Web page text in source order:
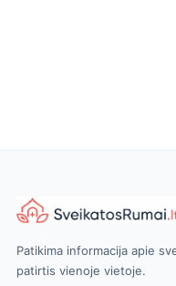
Patikima informacija apie
patirtis vienoje vietoje.